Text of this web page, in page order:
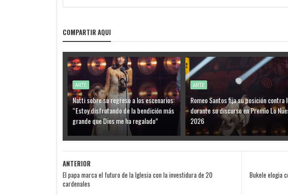
COMPARTIR AQUI
ARTE
Natti sobre su regreso a los escenarios:
“Estoy disfrutando de la bendición más
grande que Dios me ha regalado”
ARTE
Romeo Santos fija su posición contra
durante su discurso en Premio Lo
2026
Bukele elogia
ANTERIOR
El papa marca el futuro de la Iglesia con la investidura de 20
cardenales